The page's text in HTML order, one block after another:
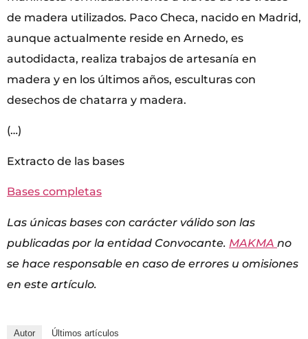
de madera utilizados. Paco Checa, nacido en Madrid,
aunque actualmente reside en Arnedo, es
autodidacta, realiza trabajos de artesanía en
madera y en los últimos años, esculturas con
desechos de chatarra y madera.
(…)
Extracto de las bases
Bases completas
Las únicas bases con carácter válido son las
publicadas por la entidad Convocante. MAKMA no
se hace responsable en caso de errores u omisiones
en este artículo.
Autor Últimos artículos